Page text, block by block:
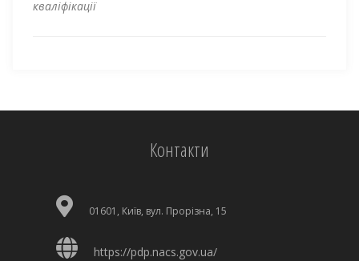
кваліфікації
Контакти
01601, Київ, вул. Прорізна, 15
https://pdp.nacs.gov.ua/